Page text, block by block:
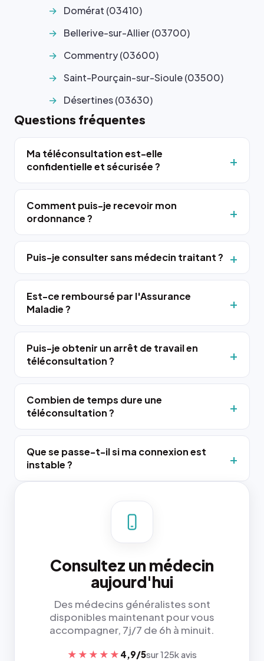
Domérat (03410)
Bellerive-sur-Allier (03700)
Commentry (03600)
Saint-Pourçain-sur-Sioule (03500)
Désertines (03630)
Questions fréquentes
Ma téléconsultation est-elle
confidentielle et sécurisée ?
Comment puis-je recevoir mon
ordonnance ?
Puis-je consulter sans médecin traitant ?
Est-ce remboursé par l'Assurance
Maladie ?
Puis-je obtenir un arrêt de travail en
téléconsultation ?
Combien de temps dure une
téléconsultation ?
Que se passe-t-il si ma connexion est
instable ?
Consultez un médecin
aujourd'hui
Des médecins généralistes sont
disponibles maintenant pour vous
accompagner, 7j/7 de 6h à minuit.
★★★★★ 4,9/5sur 125k avis